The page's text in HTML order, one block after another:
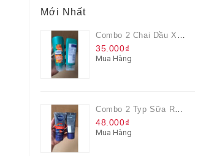
Mới Nhất
Combo 2 Chai Dầu Xả Rejoice 3IN1 Siêu Mềm Mượt Chai 60ML
35.000₫
Mua Hàng
Combo 2 Typ Sữa Rửa Mặt Nivea Men Giúp Giảm Mụn, Giảm Hư Tổn Da
48.000₫
Mua Hàng